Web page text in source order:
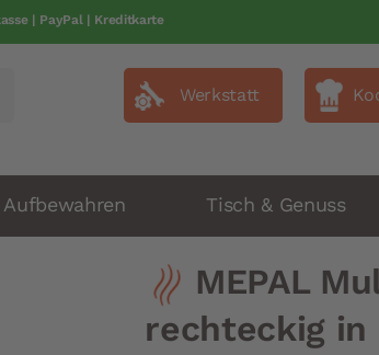
| PayPal | Kreditkarte
| 1-2 Werkatage
Werkstatt
Aufbewahren Tisch & Genuss
MEPAL
rechteckig in